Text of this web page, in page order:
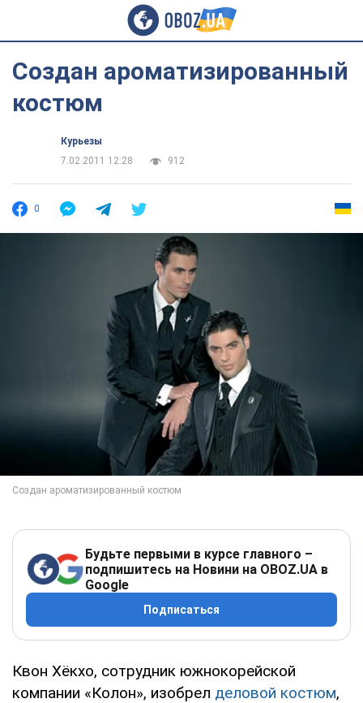
Создан ароматизированный
костюм
Курьезы
7.02.2011 12:28
912
0
Будьте первыми в курсе главного –
подпишитесь на Новини на OBOZ.UA в
Google
Подписаться
Квон Хёкхо, сотрудник южнокорейской
компании «Колон», изобрел деловой костюм,